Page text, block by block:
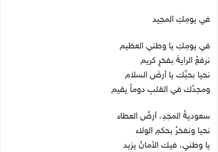
في يومِكِ المجيد
في يومِكِ يا وطني العظيم
نرفعُ الرايةَ بفخرٍ كريم
نحيا بحبِّك يا أرضَ السلام
ومجدُك في القلبِ دوماً يقيم
سعوديةُ المجدِ، أرضُ العطاء
نحيا ونفخرُ بحكمِ الولاء
يا وطني، فيك الأمانُ يزيد